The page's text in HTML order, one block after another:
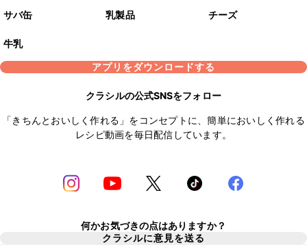
サバ缶 乳製品 チーズ
牛乳
アプリをダウンロードする
クラシルの公式SNSをフォロー
「きちんとおいしく作れる」をコンセプトに、簡単においしく作れる
レシピ動画を毎日配信しています。
何かお気づきの点はありますか？
クラシルに意見を送る